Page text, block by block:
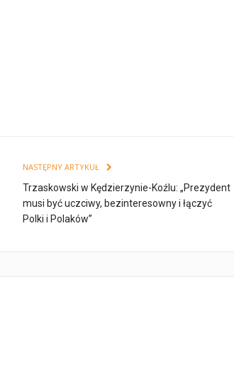
NASTĘPNY ARTYKUŁ
Trzaskowski w Kędzierzynie-Koźlu: „Prezydent
musi być uczciwy, bezinteresowny i łączyć
Polki i Polaków”